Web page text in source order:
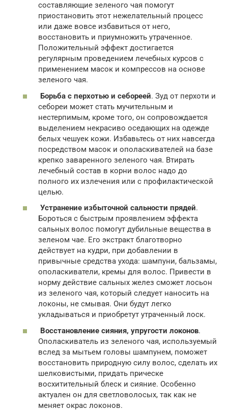
составляющие зеленого чая помогут
приостановить этот нежелательный процесс
или даже вовсе избавиться от него,
восстановить и приумножить утраченное.
Положительный эффект достигается
регулярным проведением лечебных курсов с
применением масок и компрессов на основе
зеленого чая.
Борьба с перхотью и себореей. Зуд от перхоти и
себореи может стать мучительным и
нестерпимым, кроме того, он сопровождается
выделением некрасиво оседающих на одежде
белых чешуек кожи. Избавьтесь от них навсегда
посредством масок и ополаскивателей на базе
крепко заваренного зеленого чая. Втирать
лечебный состав в корни волос надо до
полного их излечения или с профилактической
целью.
Устранение избыточной сальности прядей.
Бороться с быстрым проявлением эффекта
сальных волос помогут дубильные вещества в
зеленом чае. Его экстракт благотворно
действует на кудри, при добавлении в
привычные средства ухода: шампуни, бальзамы,
ополаскиватели, кремы для волос. Привести в
норму действие сальных желез сможет лосьон
из зеленого чая, который следует наносить на
локоны, не смывая. Они будут легко
укладываться и приобретут утраченный лоск.
Восстановление сияния, упругости локонов.
Ополаскиватель из зеленого чая, используемый
вслед за мытьем головы шампунем, поможет
восстановить природную силу волос, сделать их
шелковистыми, придать прическе
восхитительный блеск и сияние. Особенно
актуален он для светловолосых, так как не
меняет окрас локонов.